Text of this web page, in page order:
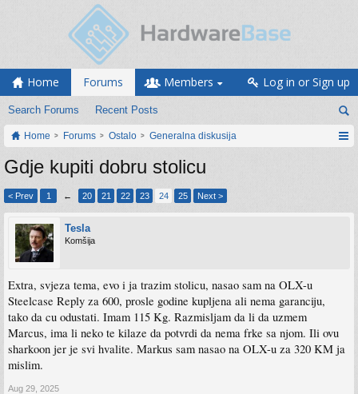
Home Forums
Search Forums Recent Posts
Members Log in or Sign up
Home Forums Ostalo Generalna diskusija
Gdje kupiti dobru stolicu
< Prev 1 ← 20 21 22 23 24 25 Next >
Tesla
Komšija
Extra, svjeza tema, evo i ja trazim stolicu, nasao sam na OLX-u
Steelcase Reply za 600, prosle godine kupljena ali nema garanciju,
tako da cu odustati. Imam 115 Kg. Razmisljam da li da uzmem
Marcus, ima li neko te kilaze da potvrdi da nema frke sa njom. Ili ovu
sharkoon jer je svi hvalite. Markus sam nasao na OLX-u za 320 KM ja
mislim.
Aug 29, 2025